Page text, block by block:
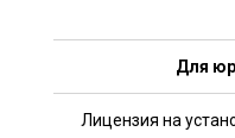
Для
Лицензия на